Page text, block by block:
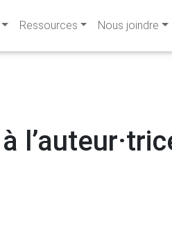
Ressources Nous joindre